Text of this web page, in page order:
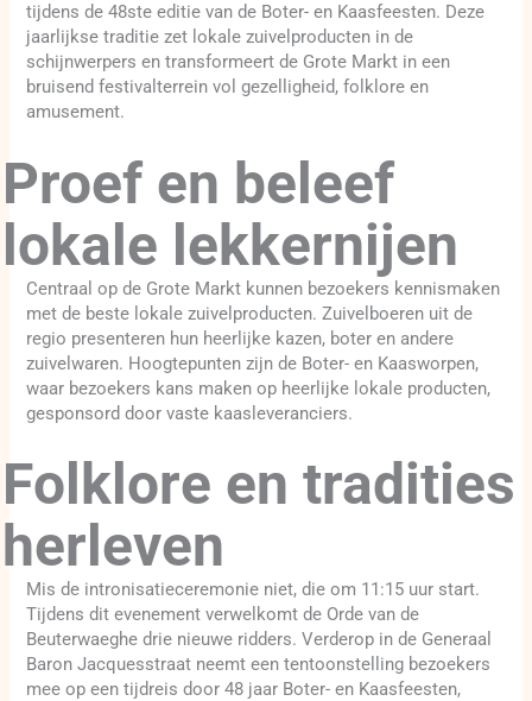
tijdens de 48ste editie van de Boter- en Kaasfeesten. Deze
jaarlijkse traditie zet lokale zuivelproducten in de
schijnwerpers en transformeert de Grote Markt in een
bruisend festivalterrein vol gezelligheid, folklore en
amusement.
Proef en beleef
lokale lekkernijen
Centraal op de Grote Markt kunnen bezoekers kennismaken
met de beste lokale zuivelproducten. Zuivelboeren uit de
regio presenteren hun heerlijke kazen, boter en andere
zuivelwaren. Hoogtepunten zijn de Boter- en Kaasworpen,
waar bezoekers kans maken op heerlijke lokale producten,
gesponsord door vaste kaasleveranciers.
Folklore en tradities
herleven
Mis de intronisatieceremonie niet, die om 11:15 uur start.
Tijdens dit evenement verwelkomt de Orde van de
Beuterwaeghe drie nieuwe ridders. Verderop in de Generaal
Baron Jacquesstraat neemt een tentoonstelling bezoekers
mee op een tijdreis door 48 jaar Boter- en Kaasfeesten,